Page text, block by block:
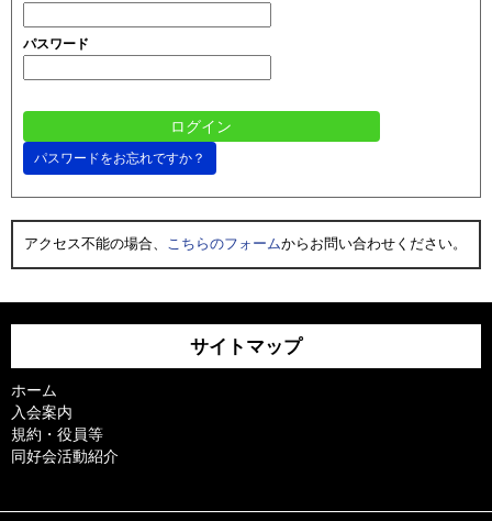
パスワード
パスワードをお忘れですか？
アクセス不能の場合、 こちらのフォームからお問い合わせください。
サイトマップ
ホーム
入会案内
規約・役員等
同好会活動紹介